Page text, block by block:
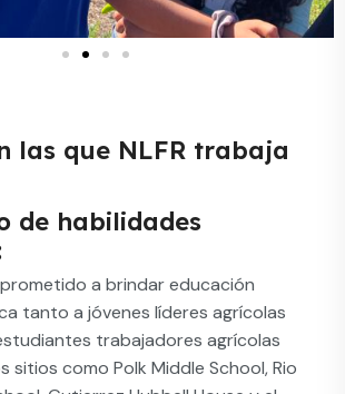
las que NLFR trabaja
de habilidades
a brindar educación
tanto a jóvenes líderes agrícolas
trabajadores agrícolas
sitios como Polk Middle School, Rio